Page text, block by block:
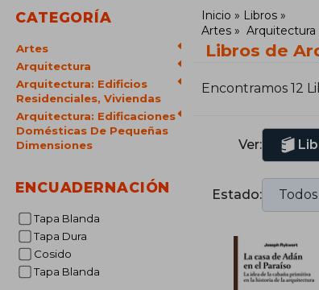
CATEGORÍA
Artes
Arquitectura
Arquitectura: Edificios
Residenciales, Viviendas
Arquitectura: Edificaciones
Domésticas De Pequeñas
Dimensiones
ENCUADERNACIÓN
Tapa Blanda
Tapa Dura
Cosido
Tapa Blanda
Inicio
Libros
Artes
Arquitectura
Libros de
Encontramos 12
Ver:
Estado: Todos